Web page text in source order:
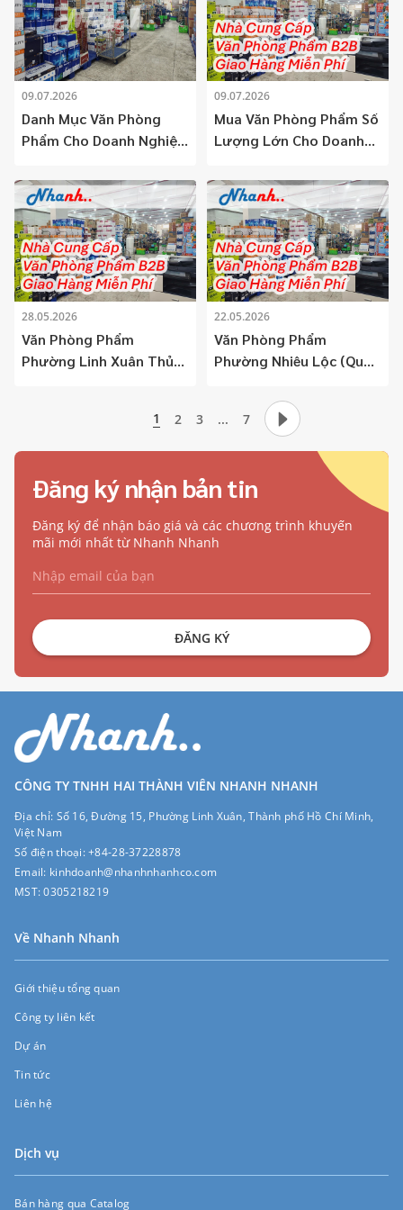
09.07.2026
Danh Mục Văn Phòng
Phẩm Cho Doanh Nghiệp:
Và Vận Hành Quy Chuẩn
B2B
09.07.2026
Mua Văn Phòng Phẩm Số
Lượng Lớn Cho Doanh
Ưu Chi Phí
28.05.2026
Văn Phòng Phẩm
Phường Linh Xuân Thủ
22.05.2026
Văn Phòng Phẩm
Phường Nhiêu Lộc (Quận
1 2 3 ... 7
Đăng ký nhận bản tin
Đăng ký để nhận báo giá và các chương trình khuyến
mãi mới nhất từ Nhanh Nhanh
ĐĂNG KÝ
CÔNG TY TNHH HAI THÀNH VIÊN NHANH NHANH
Địa chỉ: Số 16, Đường 15, Phường Linh Xuân, Thành phố Hồ Chí Minh,
Việt Nam
Số điện thoại:+84-28-37228878
Email: kinhdoanh@nhanhnhanhco.com
MST:0305218219
Về Nhanh Nhanh
Giới thiệu tổng quan
Công ty liên kết
Dự án
Tin tức
Liên hệ
Dịch vụ
Bán hàng qua Catalog